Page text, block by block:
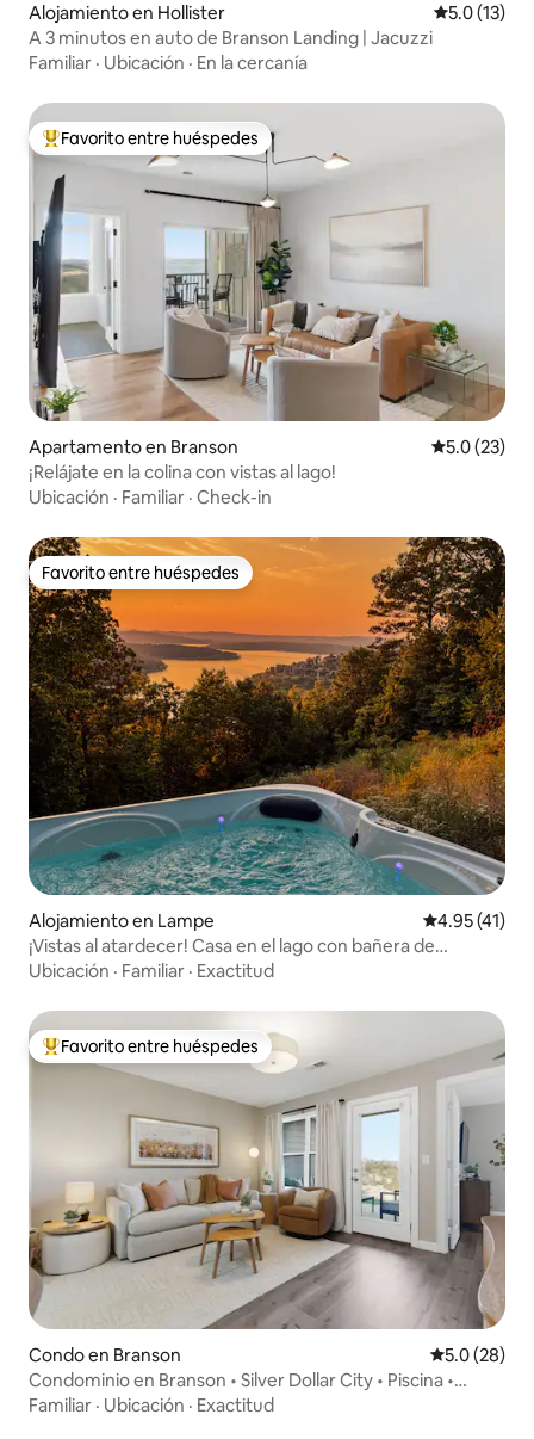
Alojamiento en Hollister Calificación
5.0 (13)
A 3 minutos en auto de Branson Landing | Jacuzzi
Familiar · Ubicación · En la cercanía
Favorito entre huéspedes preferido
Favorito entre huéspedes
Apartamento en Branson Calificación
5.0 (23)
¡Relájate en la colina con vistas al lago!
Ubicación · Familiar · Check-in
Favorito entre huéspedes
Favorito entre huéspedes
Alojamiento en Lampe Calificación
4.95 (41)
¡Vistas al atardecer! Casa en el lago con bañera de
hidromasaje en Table Rock
Ubicación · Familiar · Exactitud
Favorito entre huéspedes preferido
Favorito entre huéspedes
Condo en Branson Calificación
5.0 (28)
Condominio en Branson • Silver Dollar City • Piscina •
Juegos
Familiar · Ubicación · Exactitud